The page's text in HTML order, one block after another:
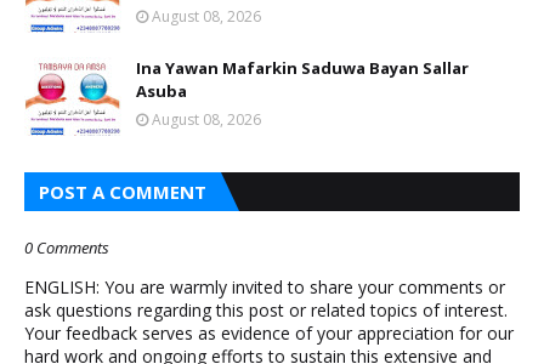
August 08, 2026
Ina Yawan Mafarkin Saduwa Bayan Sallar
Asuba
August 08, 2026
POST A COMMENT
0 Comments
ENGLISH: You are warmly invited to share your comments or
ask questions regarding this post or related topics of interest.
Your feedback serves as evidence of your appreciation for our
hard work and ongoing efforts to sustain this extensive and